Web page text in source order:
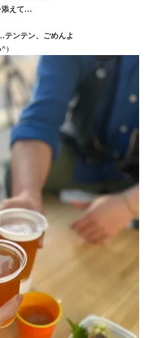
添えて…
ンテン、ごめんよ